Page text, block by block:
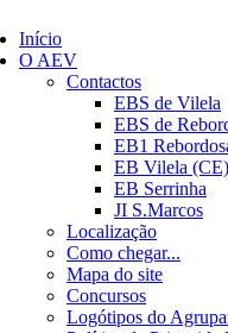
Início
O AEV
Contactos
EBS de Vilela
EBS de
EB1
EB Vilela (CE)
EB Serrinha
JI S.Marcos
Localização
Como chegar...
Mapa do site
Concursos
Logótipos do